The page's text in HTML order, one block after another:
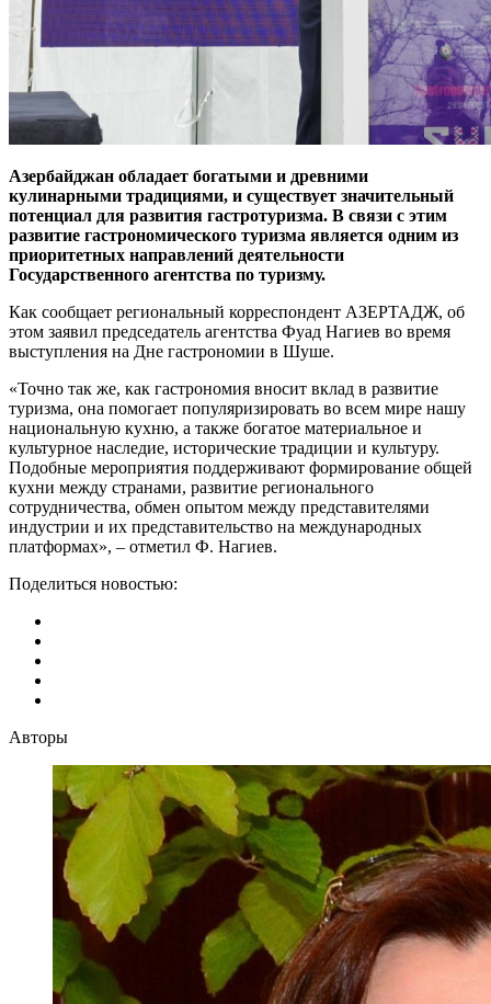
Азербайджан обладает богатыми и древними
кулинарными традициями, и существует значительный
потенциал для развития гастротуризма. В связи с этим
развитие гастрономического туризма является одним из
приоритетных направлений деятельности
Государственного агентства по туризму.
Как сообщает региональный корреспондент АЗЕРТАДЖ, об
этом заявил председатель агентства Фуад Нагиев во время
выступления на Дне гастрономии в Шуше.
«Точно так же, как гастрономия вносит вклад в развитие
туризма, она помогает популяризировать во всем мире нашу
национальную кухню, а также богатое материальное и
культурное наследие, исторические традиции и культуру.
Подобные мероприятия поддерживают формирование общей
кухни между странами, развитие регионального
сотрудничества, обмен опытом между представителями
индустрии и их представительство на международных
платформах», – отметил Ф. Нагиев.
Поделиться новостью:
Авторы